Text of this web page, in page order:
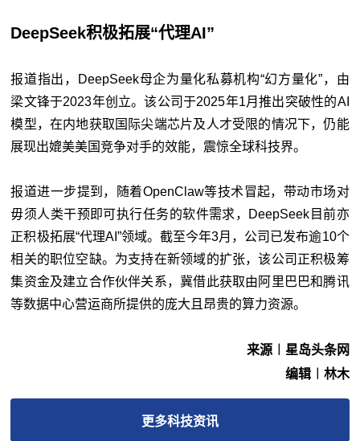
DeepSeek积极拓展“代理AI”
报道指出，DeepSeek母企为量化私募机构“幻方量化”，由
梁文锋于2023年创立。该公司于2025年1月推出突破性的AI
模型，在内地获取国际尖端芯片及人才受限的情况下，仍能
展现出媲美美国竞争对手的效能，震惊全球科技界。
报道进一步提到，随着OpenClaw等技术冒起，带动市场对
毋须人类干预即可执行任务的软件需求，DeepSeek目前亦
正积极拓展“代理AI”领域。截至今年3月，公司已发布逾10个
相关的职位空缺。为支持在新领域的扩张，该公司正积极筹
集资金及建立合作伙伴关系，冀借此获取由阿里巴巴和腾讯
等数据中心营运商所提供的庞大且昂贵的算力资源。
来源︱星岛头条网
编辑︱林木
更多科技资讯